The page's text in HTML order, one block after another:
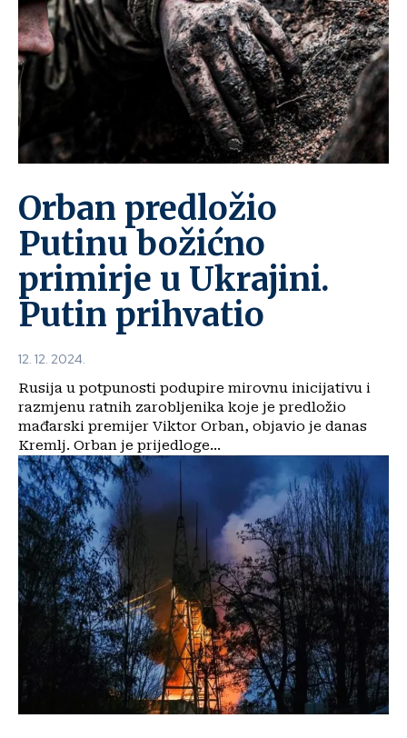
Orban predložio
Putinu božićno
primirje u Ukrajini.
Putin prihvatio
12. 12. 2024.
Rusija u potpunosti podupire mirovnu inicijativu i
razmjenu ratnih zarobljenika koje je predložio
mađarski premijer Viktor Orban, objavio je danas
Kremlj. Orban je prijedloge...